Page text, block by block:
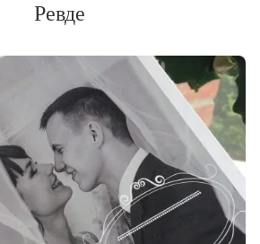
Ревде